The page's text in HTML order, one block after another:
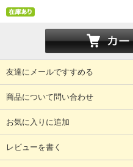
友達にメールですすめる
商品について問い合わせ
お気に入りに追加
レビューを書く